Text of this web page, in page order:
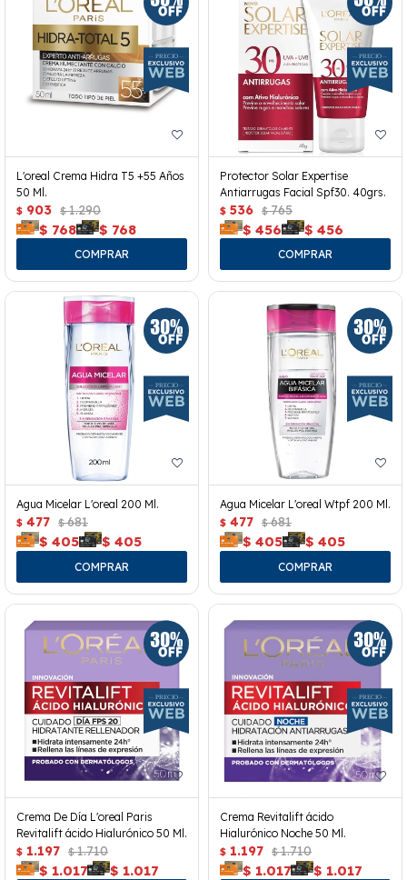
L'oreal Crema Hidra T5 +55 Años
50 Ml.
$ 903 $ 1.290
$ 768 $ 768
Protector Solar Expertise
Antiarrugas Facial Spf30. 40grs.
$ 536 $ 765
$ 456 $ 456
Agua Micelar L'oreal 200 Ml.
$ 477 $ 681
$ 405 $ 405
Agua Micelar L'oreal Wtpf 200 Ml.
$ 477 $ 681
$ 405 $ 405
Crema De Día L'oreal Paris
Revitalift ácido Hialurónico 50 Ml.
$ 1.197 $ 1.710
$ 1.017 $ 1.017
Crema Revitalift ácido
Hialurónico Noche 50 Ml.
$ 1.197 $ 1.710
$ 1.017 $ 1.017